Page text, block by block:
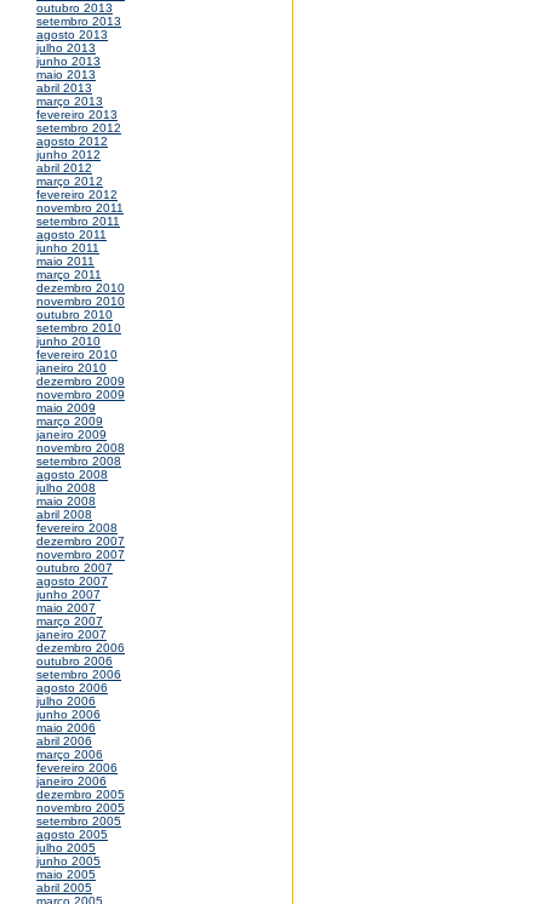
outubro 2013
setembro 2013
agosto 2013
julho 2013
junho 2013
maio 2013
abril 2013
março 2013
fevereiro 2013
setembro 2012
agosto 2012
junho 2012
abril 2012
março 2012
fevereiro 2012
novembro 2011
setembro 2011
agosto 2011
junho 2011
maio 2011
março 2011
dezembro 2010
novembro 2010
outubro 2010
setembro 2010
junho 2010
fevereiro 2010
janeiro 2010
dezembro 2009
novembro 2009
maio 2009
março 2009
janeiro 2009
novembro 2008
setembro 2008
agosto 2008
julho 2008
maio 2008
abril 2008
fevereiro 2008
dezembro 2007
novembro 2007
outubro 2007
agosto 2007
junho 2007
maio 2007
março 2007
janeiro 2007
dezembro 2006
outubro 2006
setembro 2006
agosto 2006
julho 2006
junho 2006
maio 2006
abril 2006
março 2006
fevereiro 2006
janeiro 2006
dezembro 2005
novembro 2005
setembro 2005
agosto 2005
julho 2005
junho 2005
maio 2005
abril 2005